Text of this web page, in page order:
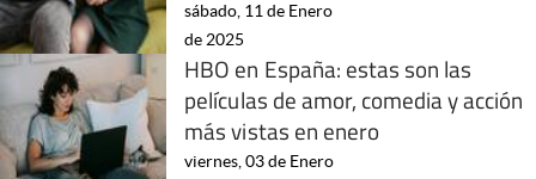
sábado, 11 de Enero
de 2025
HBO en España: estas son las
películas de amor, comedia y acción
más vistas en enero
viernes, 03 de Enero